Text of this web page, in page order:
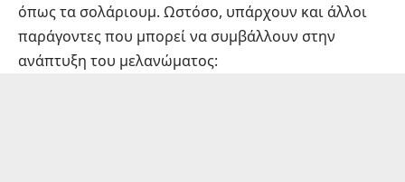
όπως τα σολάριουμ. Ωστόσο, υπάρχουν και άλλοι
παράγοντες που μπορεί να συμβάλλουν στην
ανάπτυξη του μελανώματος: